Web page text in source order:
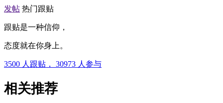
发帖 热门跟贴
跟贴是一种信仰，
态度就在你身上。
3500 人跟贴， 30973 人参与
相关推荐